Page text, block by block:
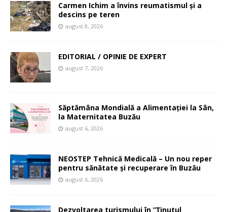
Carmen Ichim a învins reumatismul și a
descins pe teren
august 8, 2026
EDITORIAL / OPINIE DE EXPERT
august 7, 2026
Săptămâna Mondială a Alimentației la Sân,
la Maternitatea Buzău
august 6, 2026
NEOSTEP Tehnică Medicală – Un nou reper
pentru sănătate și recuperare în Buzău
august 6, 2026
Dezvoltarea turismului în ”Ținutul